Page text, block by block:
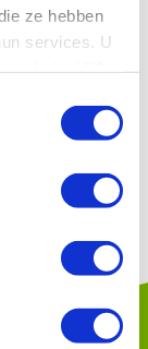
ze hebben
services. U
van het
voor